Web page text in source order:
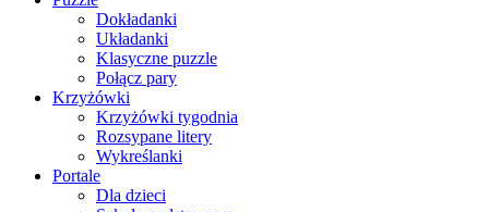
Dokładanki
Układanki
Klasyczne puzzle
Połącz pary
Krzyżówki
Krzyżówki tygodnia
Rozsypane litery
Wykreślanki
Portale
Dla dzieci